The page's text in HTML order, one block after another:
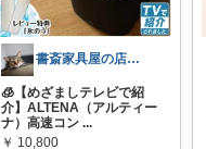
書斎家具屋の店長奥田
🧊【めざましテレビで紹
介】ALTENA（アルティー
ナ）高速コン ...
￥ 10,800